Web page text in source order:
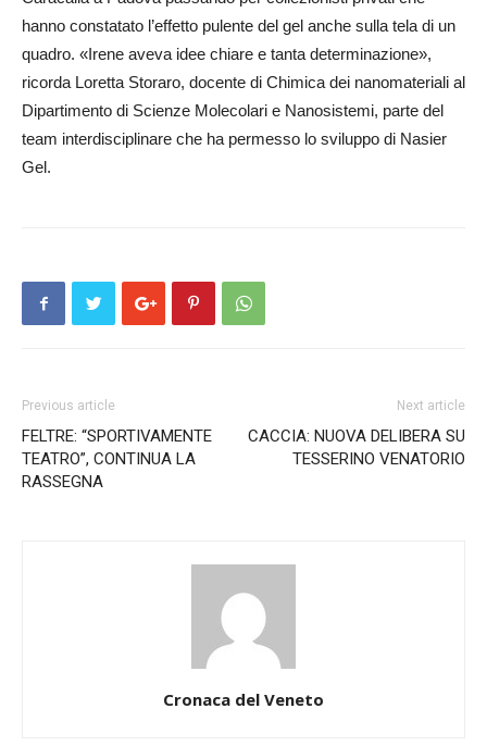
hanno constatato l’effetto pulente del gel anche sulla tela di un
quadro. «Irene aveva idee chiare e tanta determinazione»,
ricorda Loretta Storaro, docente di Chimica dei nanomateriali al
Dipartimento di Scienze Moleco­lari e Nanosistemi, parte del
team interdisciplinare che ha permesso lo sviluppo di Nasier
Gel.
Previous article
FELTRE: “SPORTIVAMENTE
TEATRO”, CONTINUA LA
RASSEGNA
Next article
CACCIA: NUOVA DELIBERA SU
TESSERINO VENATORIO
Cronaca del Veneto